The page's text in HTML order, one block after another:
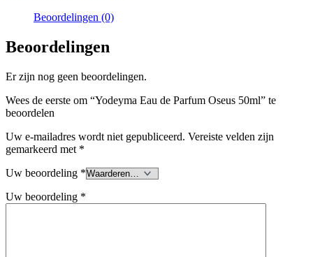
Beoordelingen (0)
Beoordelingen
Er zijn nog geen beoordelingen.
Wees de eerste om “Yodeyma Eau de Parfum Oseus 50ml” te
beoordelen
Uw e-mailadres wordt niet gepubliceerd. Vereiste velden zijn
gemarkeerd met *
Uw beoordeling *
Uw beoordeling *